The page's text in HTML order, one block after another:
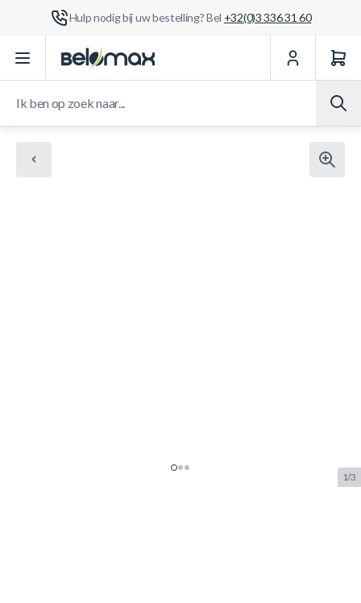
Hulp nodig bij uw bestelling? Bel +32(0)3 336 31 60
Ga naar de inhoud
1/3